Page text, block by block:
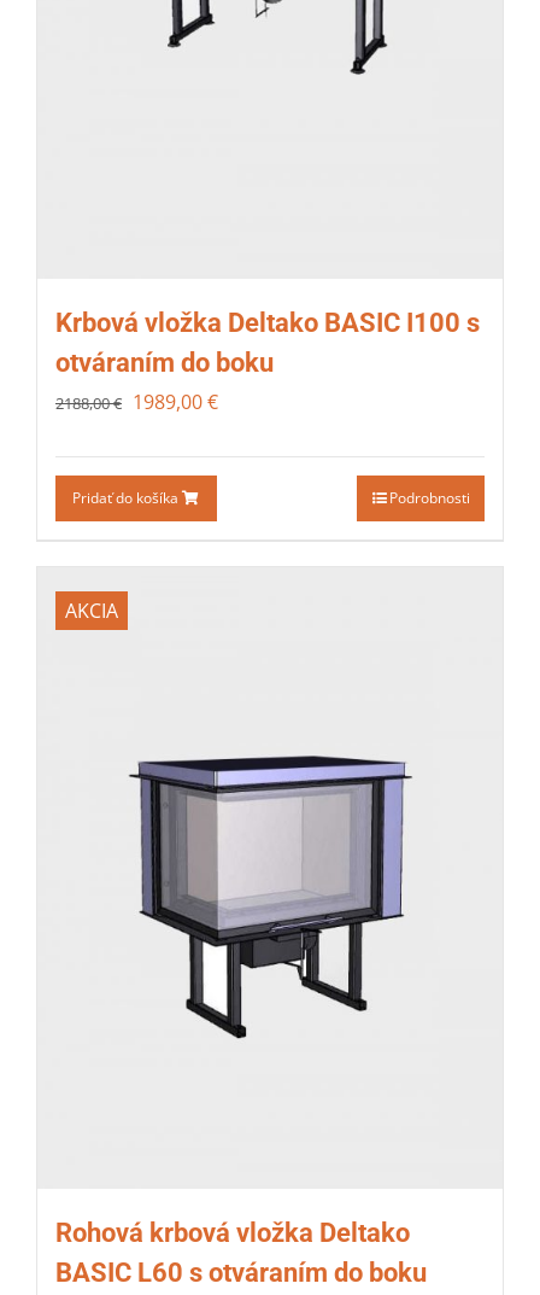
Krbová vložka Deltako BASIC I100 s
otváraním do boku
2188,00€ 1989,00€
Pridať do košíka Podrobnosti
AKCIA
Rohová krbová vložka Deltako
BASIC L60 s otváraním do boku